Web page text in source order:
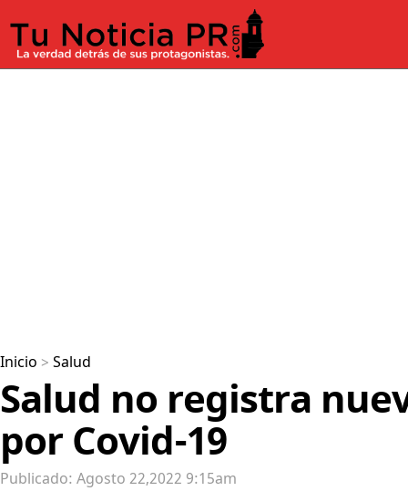
Inicio > Salud
Salud no registra
por Covid-19
Publicado: Agosto 22,2022 9:15am